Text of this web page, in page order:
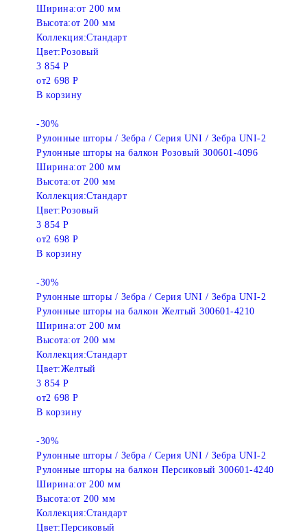
Ширина:от 200 мм
Высота:от 200 мм
Коллекция:Стандарт
Цвет:Розовый
3 854 Р
от2 698 Р
В корзину
-30%
Рулонные шторы / Зебра / Серия UNI / Зебра UNI-2
Рулонные шторы на балкон Розовый 300601-4096
Ширина:от 200 мм
Высота:от 200 мм
Коллекция:Стандарт
Цвет:Розовый
3 854 Р
от2 698 Р
В корзину
-30%
Рулонные шторы / Зебра / Серия UNI / Зебра UNI-2
Рулонные шторы на балкон Желтый 300601-4210
Ширина:от 200 мм
Высота:от 200 мм
Коллекция:Стандарт
Цвет:Желтый
3 854 Р
от2 698 Р
В корзину
-30%
Рулонные шторы / Зебра / Серия UNI / Зебра UNI-2
Рулонные шторы на балкон Персиковый 300601-4240
Ширина:от 200 мм
Высота:от 200 мм
Коллекция:Стандарт
Цвет:Персиковый